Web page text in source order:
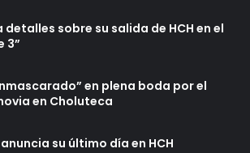
detalles sobre su salida de HCH en el
3”
en plena boda por el
en Choluteca
su último día en HCH